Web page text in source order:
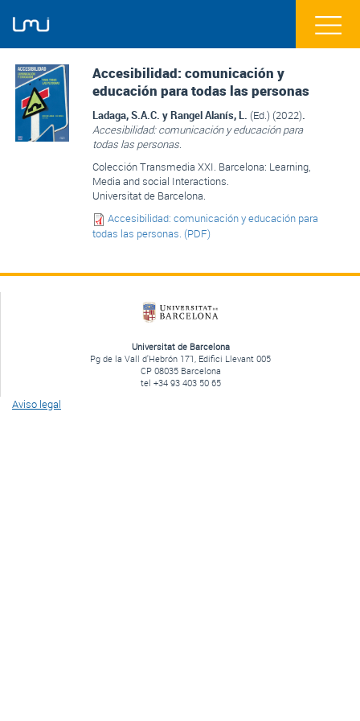
Accesibilidad: comunicación y
educación para todas las personas
Ladaga, S.A.C. y Rangel Alanís, L. (Ed.) (2022).
Accesibilidad: comunicación y educación para
todas las personas.
Colección Transmedia XXI. Barcelona: Learning,
Media and social Interactions.
Universitat de Barcelona.
Accesibilidad: comunicación y educación para
todas las personas. (PDF)
Universitat de Barcelona
Pg de la Vall d'Hebrón 171, Edifici Llevant 005
CP 08035 Barcelona
tel +34 93 403 50 65
Aviso legal